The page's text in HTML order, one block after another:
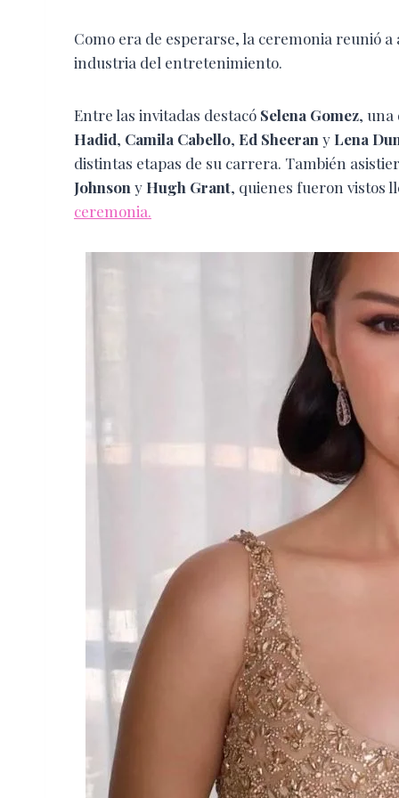
Como era de esperarse, la ceremonia reunió
industria del entretenimiento.
Entre las invitadas destacó Selena Gomez, una
Hadid, Camila Cabello, Ed Sheeran y Lena
distintas etapas de su carrera. También
Johnson y Hugh Grant, quienes fueron vistos
ceremonia.